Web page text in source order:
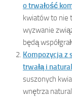
o trwałość
kwiatów to nie
wyzwanie
będą
Kompozycja z
trwałą i
suszonych
wnętrza